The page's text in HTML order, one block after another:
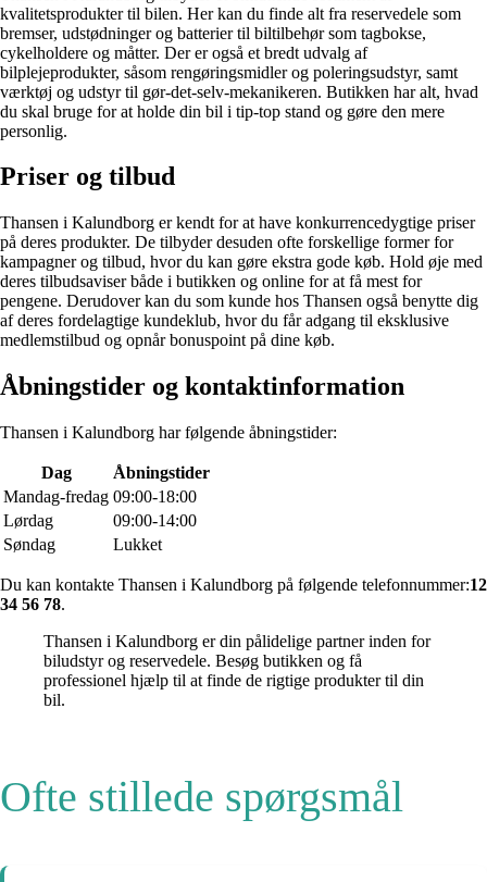
kvalitetsprodukter til bilen. Her kan du finde alt fra reservedele som
bremser, udstødninger og batterier til biltilbehør som tagbokse,
cykelholdere og måtter. Der er også et bredt udvalg af
bilplejeprodukter, såsom rengøringsmidler og poleringsudstyr, samt
værktøj og udstyr til gør-det-selv-mekanikeren. Butikken har alt, hvad
du skal bruge for at holde din bil i tip-top stand og gøre den mere
personlig.
Priser og tilbud
Thansen i Kalundborg er kendt for at have konkurrencedygtige priser
på deres produkter. De tilbyder desuden ofte forskellige former for
kampagner og tilbud, hvor du kan gøre ekstra gode køb. Hold øje med
deres tilbudsaviser både i butikken og online for at få mest for
pengene. Derudover kan du som kunde hos Thansen også benytte dig
af deres fordelagtige kundeklub, hvor du får adgang til eksklusive
medlemstilbud og opnår bonuspoint på dine køb.
Åbningstider og kontaktinformation
Thansen i Kalundborg har følgende åbningstider:
Dag
Åbningstider
Mandag-fredag 09:00-18:00
Lørdag
09:00-14:00
Søndag
Lukket
Du kan kontakte Thansen i Kalundborg på følgende telefonnummer:12
34 56 78.
Thansen i Kalundborg er din pålidelige partner inden for
biludstyr og reservedele. Besøg butikken og få
professionel hjælp til at finde de rigtige produkter til din
bil.
Ofte stillede spørgsmål